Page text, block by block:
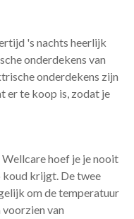
's nachts heerlijk
onderdekens van
onderdekens zijn
er te koop is, zodat je
hoef je je nooit
koud krijgt. De twee
om de temperatuur
voorzien van